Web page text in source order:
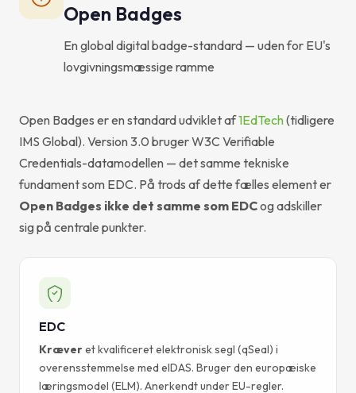
Open Badges
En global digital badge-standard — uden for EU's
lovgivningsmæssige ramme
Open Badges er en standard udviklet af1EdTech(tidligere
IMS Global). Version 3.0 bruger W3C Verifiable
Credentials-datamodellen — det samme tekniske
fundament som EDC. På trods af dette fælles element er
Open Badges ikke det samme som EDCog adskiller
sig på centrale punkter.
EDC
Kræveret kvalificeret elektronisk segl (qSeal) i
overensstemmelse med eIDAS. Bruger den europæiske
læringsmodel (ELM). Anerkendt under EU-regler.